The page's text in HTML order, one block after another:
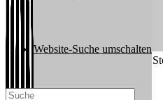
Website-Suche umschalten
Die Angst davor (unnötig)